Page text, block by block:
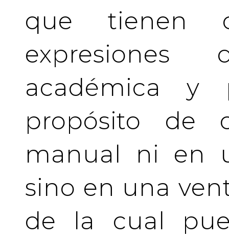
que tienen
académica y
propósito de
manual ni en
sino en una
de la cual